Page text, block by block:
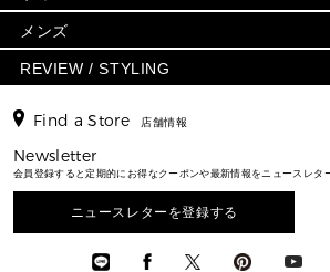
時計
▶ メンズ
バッグ
ウェア
アクセサリー
ウェア
シューズ
時計・ジュエリー
アクセサリー
メンズ バッグ
メンズ シューズ
メンズ ウェア
フレグランス
シューズ
▶ メンズすべて
メンズバッグ
メンズ財布・小物
メンズアクセサリー
トートバッグ
ショルダーバッグ
クロスボディ・斜め掛け
トラベル
通勤・通学アイテム
3 IN 1 / 2 IN 1 バッグ
▶ メンズすべて
ミニ財布・フラグメントケース
折り財布(二つ折り・三つ折り)
長財布
▶ メンズすべて
お財布レビュー ▸
スカート・パンツ
ワンピース・ドレス
ジャケット・アウター
▶ メンズすべて
サンダル
スニーカー
▶ メンズすべて
シューズレビュー ▸
人気の定番アイテム
▶ ウィメンズすべて
新着
日本限定
▶ バッグすべて
通勤・通学アイテム
メンズ
▶ メンズすべて
財布・小物
時計・ジュエリー
REVIEW / STYLING
▶ すべて
エディターレビュー
Find a Store 店舗情報
Newsletter
会員登録すると定期的にお得なクーポンや最新情報をニュースレタ
ニュースレターを登録する